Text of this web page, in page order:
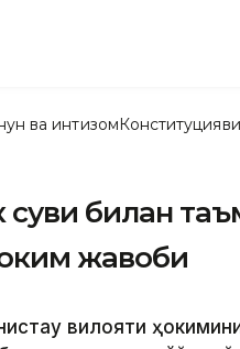
ва интизом
суви билан
жавоби
вилояти